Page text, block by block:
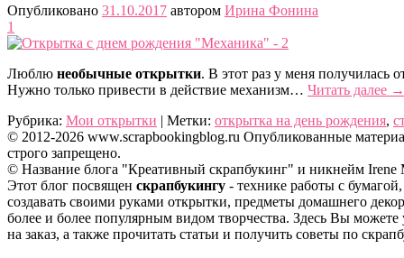
Опубликовано 31.10.2017 автором Ирина Фонина
1
Люблю необычные открытки. В этот раз у меня получилась
Нужно только привести в действие механизм… Читать далее →
Рубрика: Мои открытки | Метки: открытка на день рождения,
© 2012-2026 www.scrapbookingblog.ru Опубликованные
строго запрещено.
© Название блога "Креативный скрапбукинг" и никнейм
Этот блог посвящен скрапбукингу - технике работы с
создавать своими руками открытки, предметы домашнего
более и более популярным видом творчества. Здесь Вы
на заказ, а также прочитать статьи и получить советы по